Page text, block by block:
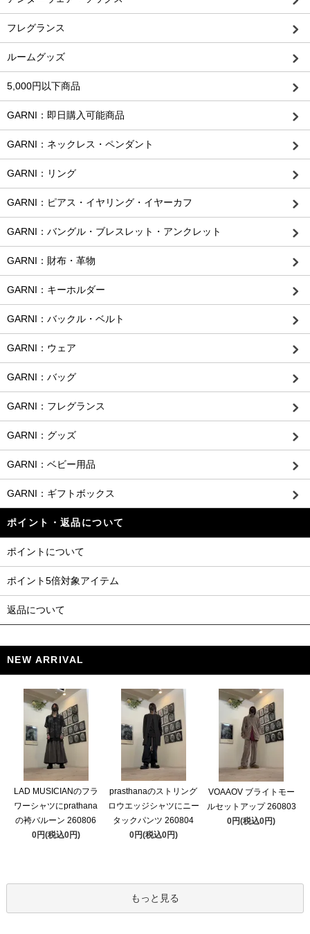
フレグランス
ルームグッズ
5,000円以下商品
GARNI：即日購入可能商品
GARNI：ネックレス・ペンダント
GARNI：リング
GARNI：ピアス・イヤリング・イヤーカフ
GARNI：バングル・ブレスレット・アンクレット
GARNI：財布・革物
GARNI：キーホルダー
GARNI：バックル・ベルト
GARNI：ウェア
GARNI：バッグ
GARNI：フレグランス
GARNI：グッズ
GARNI：ベビー用品
GARNI：ギフトボックス
ポイント・返品について
ポイントについて
ポイント5倍対象アイテム
返品について
NEW ARRIVAL
LAD MUSICIANのフラ
ワーシャツにprathana
の袴バルーン 260806
0円(税込0円)
prasthanaのストリング
ロウエッジシャツにニー
タックパンツ 260804
0円(税込0円)
VOAAOV ブライトモー
ルセットアップ 260803
0円(税込0円)
もっと見る